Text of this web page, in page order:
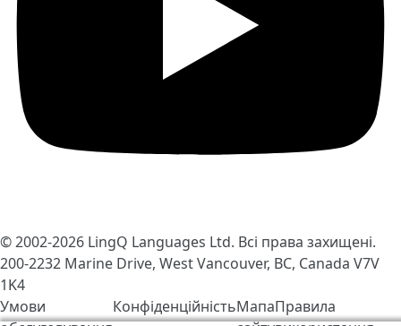
© 2002-2026 LingQ Languages Ltd. Всі права захищені.
200-2232 Marine Drive, West Vancouver, BC, Canada V7V
1K4
Умови
КонфіденційністьМапаПравила